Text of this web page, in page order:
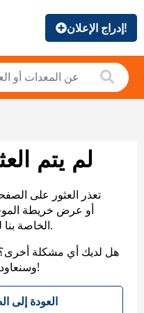
إدراج الإعلان!
لم يتم
تعذر العثور على
الخاصة بنا لمساعدتك في العثور على ما تريد.
هل لديك أي مشكلة أخرى؟
وسنعاود التواصل معك. شكرًا على صبرك!
العودة إلى